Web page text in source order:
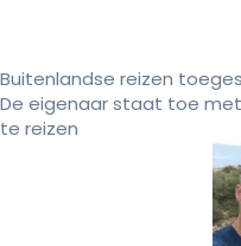
Buitenlandse reizen
De eigenaar staat toe
te reizen